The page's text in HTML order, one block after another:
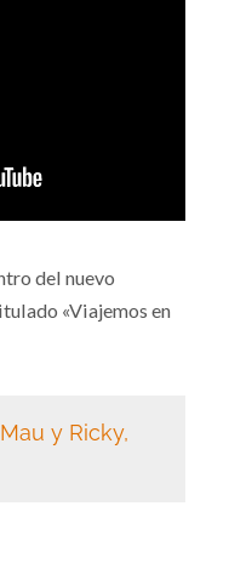
del nuevo
«Viajemos en
y Ricky,